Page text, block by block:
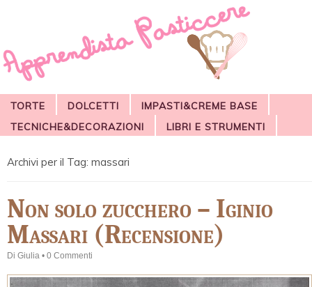
TORTE DOLCETTI
IMPASTI&CREME BASE
TECNICHE&DECORAZIONI
LIBRI E STRUMENTI
Archivi per il Tag: massari
Non solo zucchero – Iginio
Massari (Recensione)
Di Giulia • 0 Commenti